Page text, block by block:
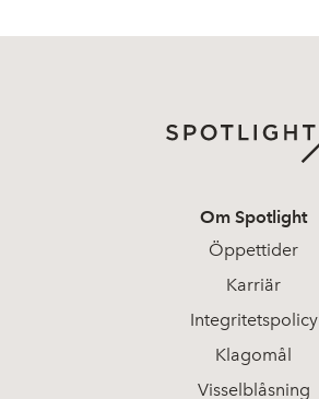
Om Spotlight
Öppettider
Karriär
Integritetspolicy
Klagomål
Visselblåsning